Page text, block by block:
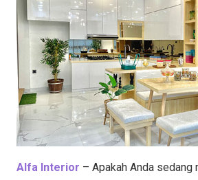
Alfa Interior – Apakah Anda sedang